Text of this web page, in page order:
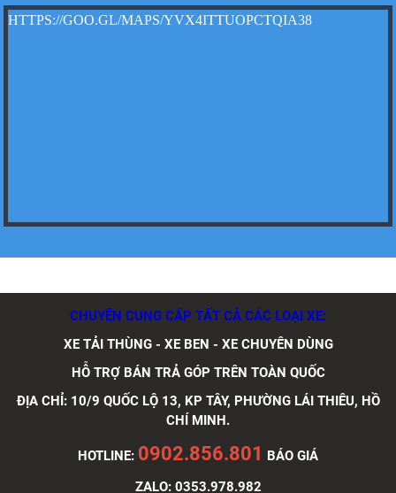
Xe tải Foton 990kg
Xe tải Foton 990kg
Xe tải Foton 990kg
HTTPS://GOO.GL/MAPS/YVX4ITTUOPCTQIA38
CHUYÊN CUNG CẤP TẤT CẢ CÁC LOẠI XE:
XE TẢI THÙNG - XE BEN - XE CHUYÊN DÙNG
HỖ TRỢ BÁN TRẢ GÓP TRÊN TOÀN QUỐC
ĐỊA CHỈ: 10/9 QUỐC LỘ 13, KP TÂY, PHƯỜNG LÁI THIÊU, HỒ
CHÍ MINH.
HOTLINE: 0902.856.801 BÁO GIÁ
ZALO: 0353.978.982